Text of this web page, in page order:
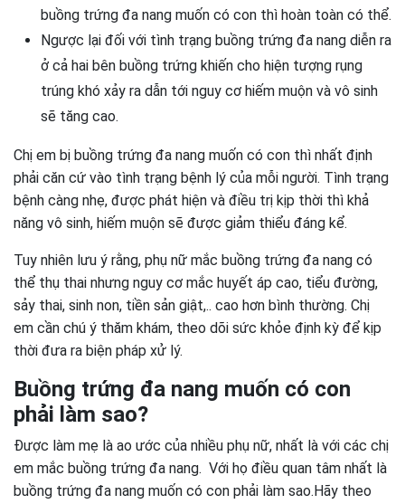
buồng trứng đa nang muốn có con thì hoàn toàn có thể.
Ngược lại đối với tình trạng buồng trứng đa nang diễn ra
ở cả hai bên buồng trứng khiến cho hiện tượng rụng
trúng khó xảy ra dẫn tới nguy cơ hiếm muộn và vô sinh
sẽ tăng cao.
Chị em bị buồng trứng đa nang muốn có con thì nhất định
phải căn cứ vào tình trạng bệnh lý của mỗi người. Tình trạng
bệnh càng nhẹ, được phát hiện và điều trị kịp thời thì khả
năng vô sinh, hiếm muộn sẽ được giảm thiểu đáng kể.
Tuy nhiên lưu ý rằng, phụ nữ mắc buồng trứng đa nang có
thể thụ thai nhưng nguy cơ mắc huyết áp cao, tiểu đường,
sảy thai, sinh non, tiền sản giật,.. cao hơn bình thường. Chị
em cần chú ý thăm khám, theo dõi sức khỏe định kỳ để kịp
thời đưa ra biện pháp xử lý.
Buồng trứng đa nang muốn có con
phải làm sao?
Được làm mẹ là ao ước của nhiều phụ nữ, nhất là với các chị
em mắc buồng trứng đa nang. Với họ điều quan tâm nhất là
buồng trứng đa nang muốn có con phải làm sao.Hãy theo